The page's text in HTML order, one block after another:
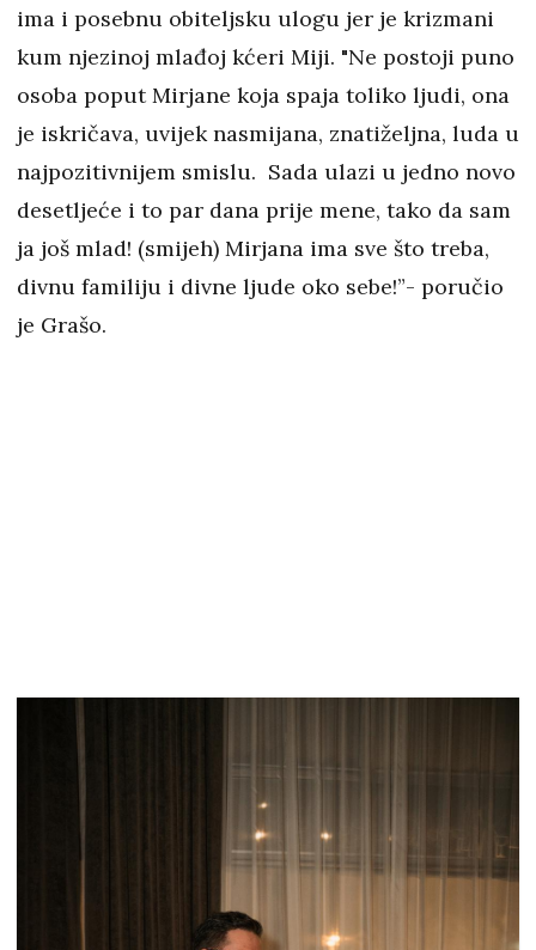
ima i posebnu obiteljsku ulogu jer je krizmani
kum njezinoj mlađoj kćeri Miji. "Ne postoji puno
osoba poput Mirjane koja spaja toliko ljudi, ona
je iskričava, uvijek nasmijana, znatiželjna, luda u
najpozitivnijem smislu. Sada ulazi u jedno novo
desetljeće i to par dana prije mene, tako da sam
ja još mlad! (smijeh) Mirjana ima sve što treba,
divnu familiju i divne ljude oko sebe!”- poručio
je Grašo.